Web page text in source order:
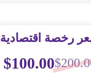
رخصة اقتصادية
$
$100.00